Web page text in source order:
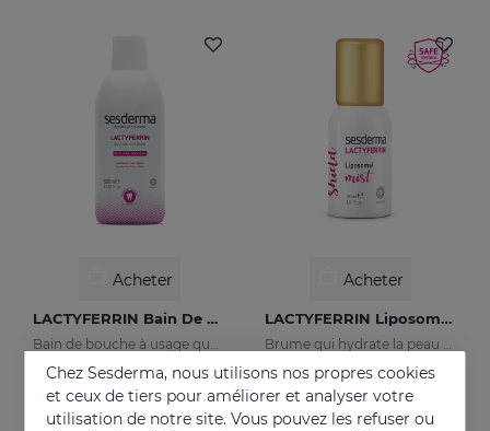
Acheter
LACTYFERRIN Bain De Bouche
15.95 €
Acheter
LACTYFERRIN Liposomal Mist 30ml
26.95 €
Chez Sesderma, nous utilisons nos propres cookies
et ceux de tiers pour améliorer et analyser votre
utilisation de notre site. Vous pouvez les refuser ou